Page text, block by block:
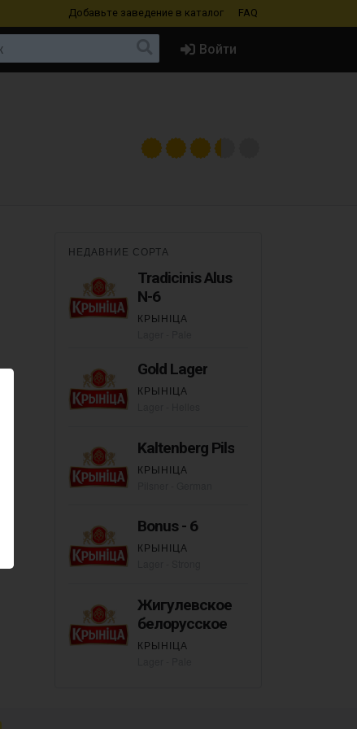
Добавьте заведение в каталог FAQ
Войти
НЕДАВНИЕ СОРТА
Tradicinis Alus
N-6
КРЫНІЦА
Gold Lager
КРЫНІЦА
Kaltenberg Pils
КРЫНІЦА
Bonus - 6
КРЫНІЦА
Жигулевское
белорусское
КРЫНІЦА